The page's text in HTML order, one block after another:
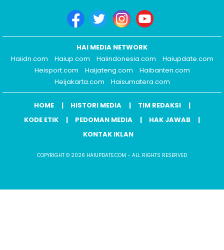
HAI MEDIA NETWORK
Haiidn.com
Haiup.com Haiindonesia.com
Haiupdate.com
Heisport.com
Haijateng.com
Haibanten.com
Heijakarta.com
Haisumatera.com
HOME HISTORI MEDIA
TIM REDAKSI
KODE ETIK
PEDOMAN MEDIA
HAK JAWAB
KONTAK IKLAN
COPYRIGHT © 2026 HAIUPDATE.COM - ALL RIGHTS RESERVED